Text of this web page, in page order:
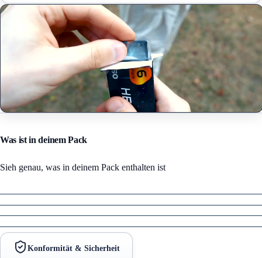
Was ist in deinem Pack
Sieh genau, was in deinem Pack enthalten ist
Konformität & Sicherheit